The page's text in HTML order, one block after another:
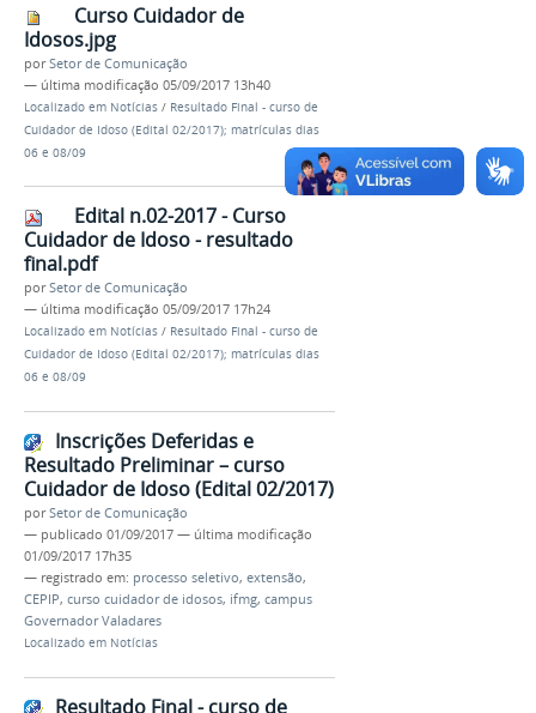
Curso Cuidador de
Idosos.jpg
porSetor de Comunicação
— última modificação 05/09/2017 13h40
Localizado em Notícias / Resultado Final - curso de
Cuidador de Idoso (Edital 02/2017); matrículas dias
06 e 08/09
Edital n.02-2017 - Curso
Cuidador de Idoso - resultado
final.pdf
porSetor de Comunicação
— última modificação 05/09/2017 17h24
Localizado em Notícias / Resultado Final - curso de
Cuidador de Idoso (Edital 02/2017); matrículas dias
06 e 08/09
Inscrições Deferidas e
Resultado Preliminar – curso
Cuidador de Idoso (Edital 02/2017)
porSetor de Comunicação
— publicado 01/09/2017 — última modificação
01/09/2017 17h35
— registrado em: processo seletivo, extensão,
CEPIP, curso cuidador de idosos, ifmg, campus
Governador Valadares
Localizado em Notícias
Resultado Final - curso de